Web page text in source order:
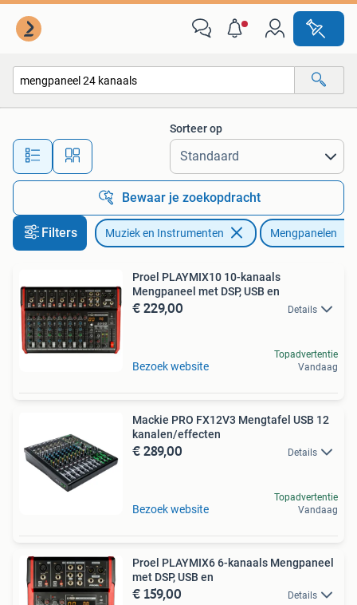
Alle afstanden…
Sorteer op
Bewaar je zoekopdracht
Filters Muziek en Instrumenten Mengpanelen
Proel PLAYMIX10 10-kanaals
Mengpaneel met DSP, USB en
€ 229,00 Details
Bezoek website
Topadvertentie
Vandaag
Mackie PRO FX12V3 Mengtafel USB 12
kanalen/effecten
€ 289,00 Details
Bezoek website
Topadvertentie
Vandaag
Proel PLAYMIX6 6-kanaals Mengpaneel
met DSP, USB en
€ 159,00 Details